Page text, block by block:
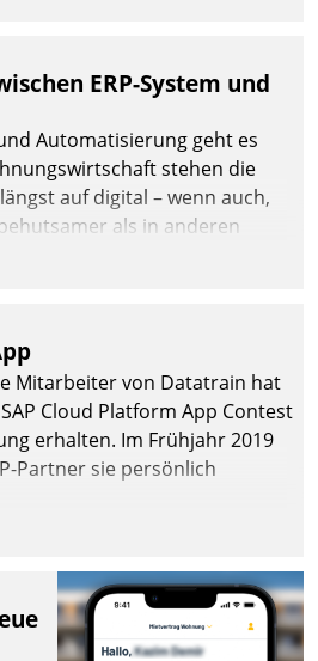
ERP-System und
Automatisierung geht es
stehen die
auf digital – wenn auch,
als in anderen
Mitarbeiter von Datatrain hat
Cloud Platform App Contest
erhalten. Im Frühjahr 2019
Partner sie persönlich